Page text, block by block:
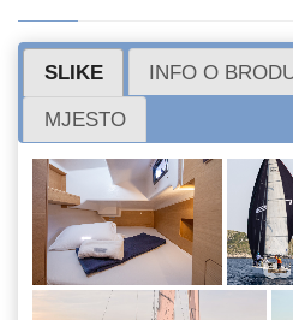
SLIKE INFO O
MJESTO